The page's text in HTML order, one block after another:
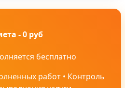
- 0 руб
бесплатно
работ • Контроль